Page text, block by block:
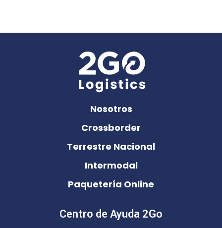
Nosotros
Crossborder
Terrestre Nacional
Intermodal
Paquetería Online
Centro de Ayuda 2Go